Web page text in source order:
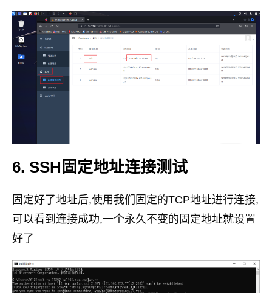
6. SSH固定地址连接测试
固定好了地址后,使用我们固定的TCP地址进行连接,
可以看到连接成功,一个永久不变的固定地址就设置
好了